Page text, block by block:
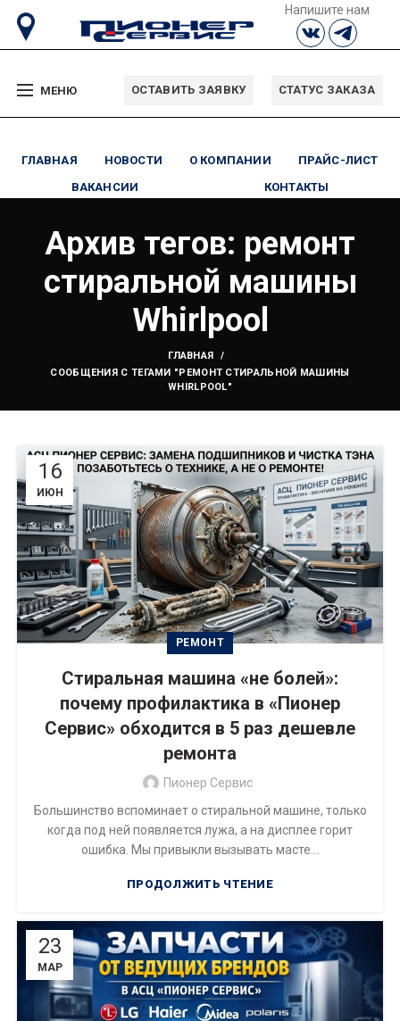
Напишите нам
МЕНЮ ОСТАВИТЬ ЗАЯВКУ СТАТУС ЗАКАЗА
ГЛАВНАЯ НОВОСТИ О КОМПАНИИ
ПРАЙС-ЛИСТ
ВАКАНСИИ
КОНТАКТЫ
Архив тегов: ремонт
стиральной машины
Whirlpool
ГЛАВНАЯ
СООБЩЕНИЯ С ТЕГАМИ "РЕМОНТ СТИРАЛЬНОЙ МАШИНЫ
WHIRLPOOL"
16
ИЮН
РЕМОНТ
Стиральная машина «не болей»:
почему профилактика в «Пионер
Сервис» обходится в 5 раз дешевле
ремонта
Пионер Сервис
Большинство вспоминает о стиральной машине, только
когда под ней появляется лужа, а на дисплее горит
ошибка. Мы привыкли вызывать масте...
ПРОДОЛЖИТЬ ЧТЕНИЕ
23
МАР